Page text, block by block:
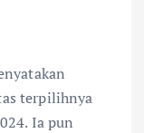
terpilihnya
Ia pun